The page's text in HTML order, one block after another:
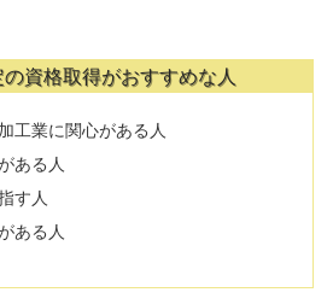
資格取得がおすすめな人
工業に関心がある人
ある人
す人
ある人